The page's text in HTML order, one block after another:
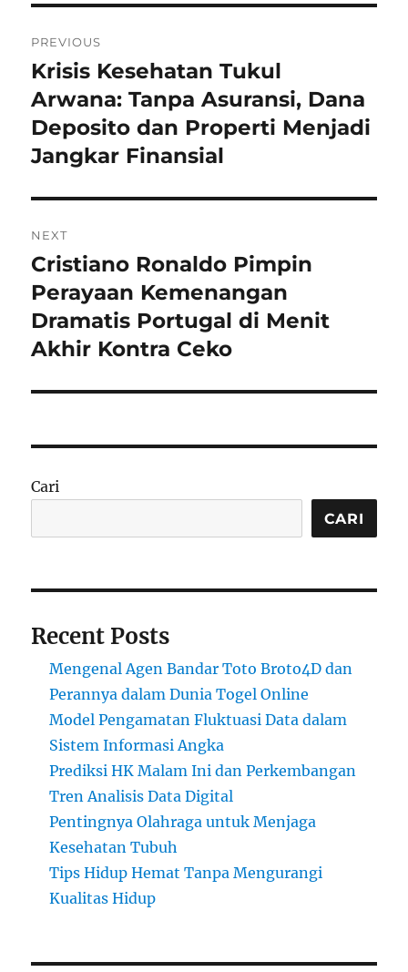
pos
PREVIOUS
Previous
post:
Krisis Kesehatan Tukul
Arwana: Tanpa Asuransi, Dana
Deposito dan Properti Menjadi
Jangkar Finansial
NEXT
Next
post:
Cristiano Ronaldo Pimpin
Perayaan Kemenangan
Dramatis Portugal di Menit
Akhir Kontra Ceko
Cari
CARI
Recent Posts
Mengenal Agen Bandar Toto Broto4D dan
Perannya dalam Dunia Togel Online
Model Pengamatan Fluktuasi Data dalam
Sistem Informasi Angka
Prediksi HK Malam Ini dan Perkembangan
Tren Analisis Data Digital
Pentingnya Olahraga untuk Menjaga
Kesehatan Tubuh
Tips Hidup Hemat Tanpa Mengurangi
Kualitas Hidup